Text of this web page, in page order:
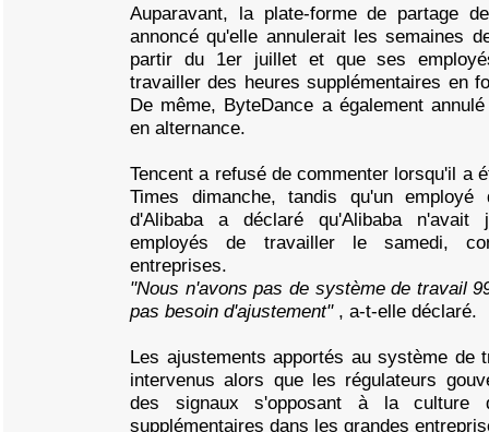
Auparavant, la plate-forme de partage
annoncé qu'elle annulerait les semaines
partir du 1er juillet et que ses
travailler des heures supplémentaires en
De même, ByteDance a également
en alternance.
Tencent a refusé de commenter lorsqu'il a
Times dimanche, tandis qu'un employé
d'Alibaba a déclaré qu'Alibaba
employés de travailler le samedi,
entreprises.
"Nous n'avons pas de système de travail
pas besoin d'ajustement" , a-t-elle déclaré.
Les ajustements apportés au système de
intervenus alors que les régulateurs
des signaux s'opposant à la culture
supplémentaires dans les grandes